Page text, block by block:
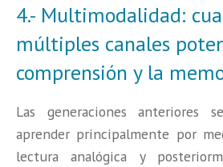
4.- Multimodalidad:
múltiples canales
comprensión y la
Las generaciones anteriores
aprender principalmente por
lectura analógica y